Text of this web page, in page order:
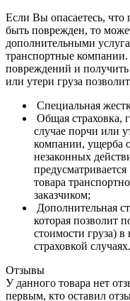
Если Вы опасаетесь, что
быть поврежден, то
дополнительными
транспортные
повреждений и
или утери груза
Специальная
Общая страховка,
случае порчи или
компании, ущерба
незаконных
товара
заказчиком;
Дополнительная
которая позволит
стоимости груза)
страховкой случаях.
Отзывы
У данного товара нет
первым, кто оставил